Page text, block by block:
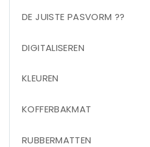
DE JUISTE PASVORM ??
DIGITALISEREN
KLEUREN
KOFFERBAKMAT
RUBBERMATTEN